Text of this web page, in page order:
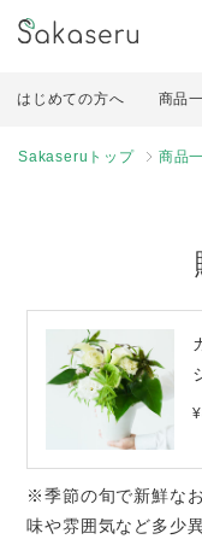
はじめての方へ 商品
Sakaseruトップ 商品
※季節の旬で新鮮な
味や雰囲気など多少